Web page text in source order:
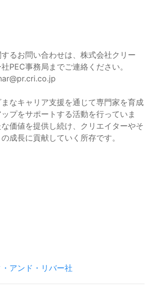
るお問い合わせは、株式会社クリー
PEC事務局までご連絡ください。
なキャリア支援を通じて専門家を育成
プをサポートする活動を行っていま
価値を提供し続け、クリエイターやそ
成長に貢献していく所存です。
アンド・リバー社